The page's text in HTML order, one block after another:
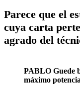
Parece que el
cuya carta
agrado del
PABLO Guede
máximo